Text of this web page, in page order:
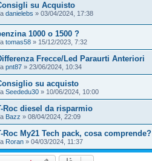
su Acquisto
danielebs » 03/04/2024, 17:38
1000 o 1500 ?
tomas58 » 15/12/2023, 7:32
Frecce/Led Paraurti Anteriori
pnt87 » 23/06/2024, 10:34
su acquisto
Seededu30 » 10/06/2024, 10:00
Roc diesel da risparmio
Bazz » 08/04/2024, 22:09
Roc My21 Tech pack, cosa comprende?
Roran » 04/03/2024, 11:37